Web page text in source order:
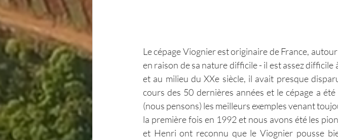
Le cépage Viognier est originaire de France,
en raison de sa nature difficile - il est assez
et au milieu du XXe siècle, il avait presque
cours des 50 dernières années et le cépage a
(nous pensons) les meilleurs exemples venant
la première fois en 1992 et nous avons été les
et Henri ont reconnu que le Viognier pousse